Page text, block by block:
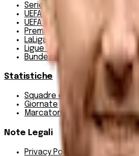
Serie A
UEFA Champions League Teams
UEFA Europa League Teams
Premier League
LaLiga
Ligue 1
Bundesliga
Statistiche
Squadre e classifica
Giornate
Marcatori
Note Legali
Privacy Policy